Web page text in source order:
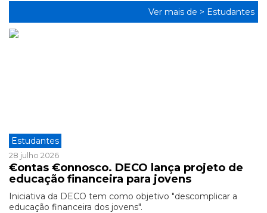
Ver mais de > Estudantes
Estudantes
28 julho 2026
€ontas €onnosco. DECO lança projeto de
educação financeira para jovens
Iniciativa da DECO tem como objetivo "descomplicar a
educação financeira dos jovens".